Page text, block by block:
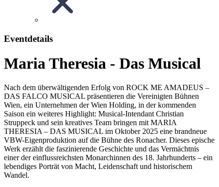
Eventdetails
Maria Theresia - Das Musical
Nach dem überwältigenden Erfolg von ROCK ME AMADEUS –
DAS FALCO MUSICAL präsentieren die Vereinigten Bühnen
Wien, ein Unternehmen der Wien Holding, in der kommenden
Saison ein weiteres Highlight: Musical-Intendant Christian
Struppeck und sein kreatives Team bringen mit MARIA
THERESIA – DAS MUSICAL im Oktober 2025 eine brandneue
VBW-Eigenproduktion auf die Bühne des Ronacher. Dieses epische
Werk erzählt die faszinierende Geschichte und das Vermächtnis
einer der einflussreichsten Monarchinnen des 18. Jahrhunderts – ein
lebendiges Porträt von Macht, Leidenschaft und historischem
Wandel.